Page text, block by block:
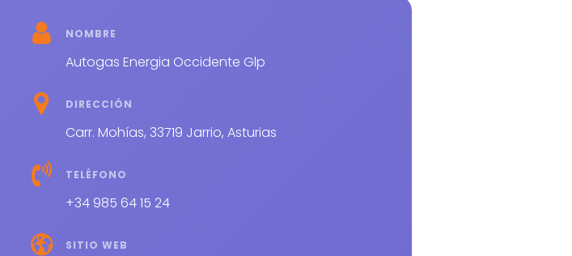
NOMBRE
Autogas Energia Occidente Glp
DIRECCIÓN
Carr. Mohías, 33719 Jarrio, Asturias
TELÉFONO
+34 985 64 15 24
SITIO WEB